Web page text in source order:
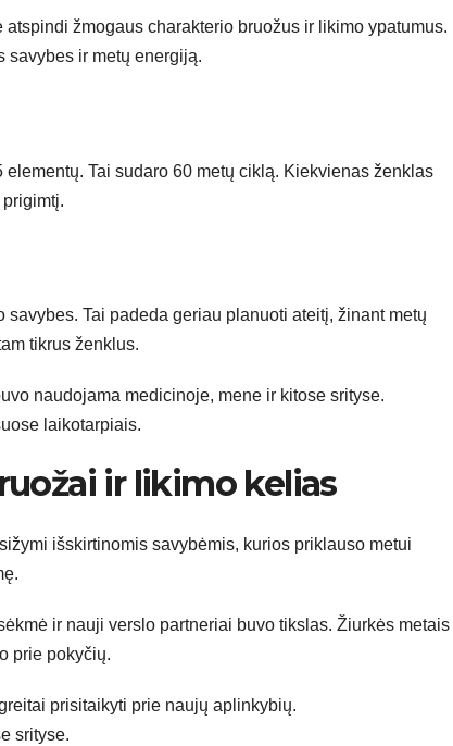
žmogaus charakterio bruožus ir likimo ypatumus.
savybes ir metų energiją.
Tai sudaro 60 metų ciklą. Kiekvienas ženklas
Tai padeda geriau planuoti ateitį, žinant metų
tikrus ženklus.
naudojama medicinoje, mene ir kitose srityse.
laikotarpiais.
ir likimo kelias
išskirtinomis savybėmis, kurios priklauso metui
ir nauji verslo partneriai buvo tikslas. Žiurkės metais
prie pokyčių.
prisitaikyti prie naujų aplinkybių.
srityse.